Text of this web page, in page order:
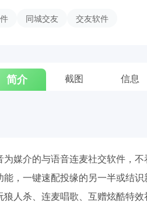
同城交友 交友软件
简介 截图 信息
为媒介的与语音连麦社交软件，
，一键速配投缘的另一半或结
人杀、连麦唱歌、互赠炫酷特效